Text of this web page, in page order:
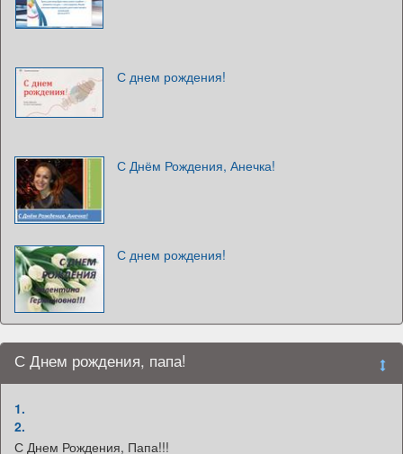
С днем рождения!
С Днём Рождения, Анечка!
С днем рождения!
С Днем рождения, папа!
1.
2.
С Днем Рождения, Папа!!!